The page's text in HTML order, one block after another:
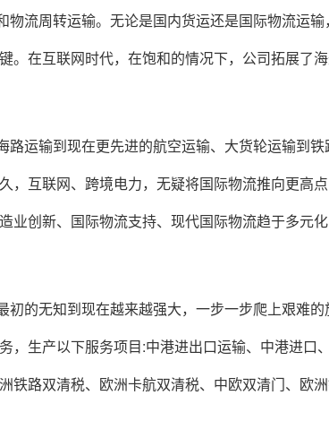
流周转运输。无论是国内货运还是国际物流运输
。在互联网时代，在饱和的情况下，公司拓展了
运输到现在更先进的航空运输、大货轮运输到
，互联网、跨境电力，无疑将国际物流推向更高
业创新、国际物流支持、现代国际物流趋于多元
的无知到现在越来越强大，一步一步爬上艰难
，生产以下服务项目:中港进出口运输、中港进口
铁路双清税、欧洲卡航双清税、中欧双清门、欧